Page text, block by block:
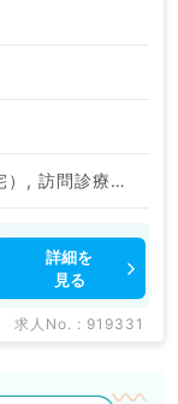
一般外来, 訪問診療（居宅）, 訪問診療（施設）, 訪問診療（居宅）, 訪問診療（施設）
詳細を
見る
求人No. : 919331